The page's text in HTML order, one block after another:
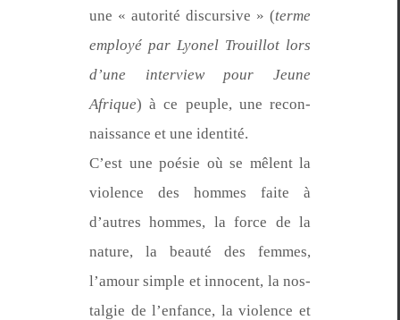
une « autorité dis­cur­sive » (terme
employé par Lyonel Trouil­lot lors
d’une inter­view pour Jeune
Afrique) à ce peu­ple, une recon­
nais­sance et une identité.
C’est une poésie où se mêlent la
vio­lence des hommes faite à
d’autres hommes, la force de la
nature, la beauté des femmes,
l’amour sim­ple et inno­cent, la nos­
tal­gie de l’en­fance, la vio­lence et